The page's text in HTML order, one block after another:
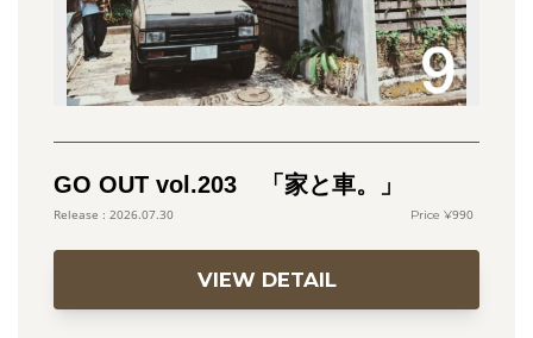
GO OUT vol.203 「家と車。」
2026.07.30 990
VIEW DETAIL